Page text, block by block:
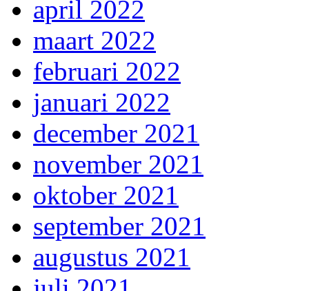
april 2022
maart 2022
februari 2022
januari 2022
december 2021
november 2021
oktober 2021
september 2021
augustus 2021